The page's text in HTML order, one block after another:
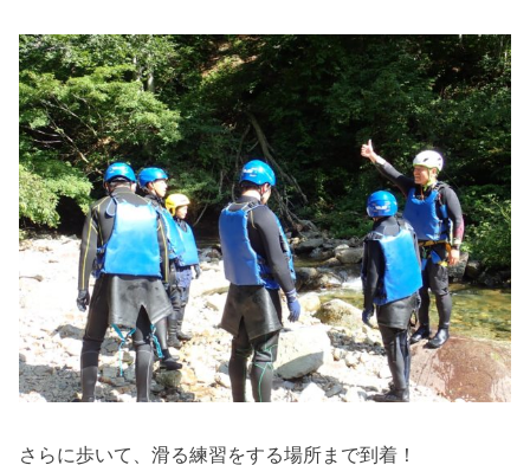
さらに歩いて、滑る練習をする場所まで到着！